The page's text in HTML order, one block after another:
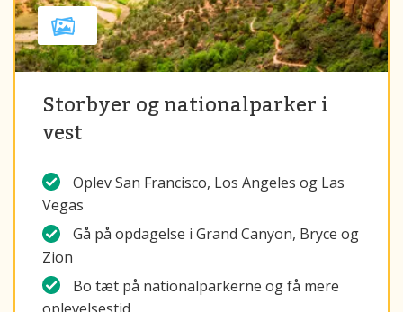
Storbyer og nationalparker i
vest
Oplev San Francisco, Los Angeles og Las
Vegas
Gå på opdagelse i Grand Canyon, Bryce og
Zion
Bo tæt på nationalparkerne og få mere